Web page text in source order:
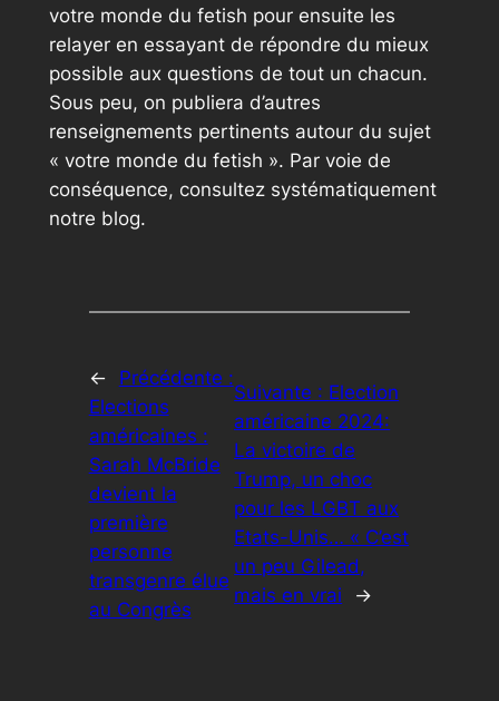
votre monde du fetish pour ensuite les
relayer en essayant de répondre du mieux
possible aux questions de tout un chacun.
Sous peu, on publiera d’autres
renseignements pertinents autour du sujet
« votre monde du fetish ». Par voie de
conséquence, consultez systématiquement
notre blog.
←
Précédente :
Elections
américaines :
Sarah McBride
devient la
première
personne
transgenre élue
au Congrès
Suivante : Election
américaine 2024:
La victoire de
Trump, un choc
pour les LGBT aux
Etats-Unis… « C’est
un peu Gilead,
mais en vrai
→